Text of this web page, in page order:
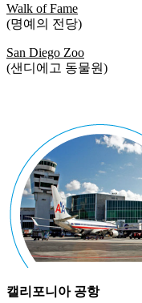
Walk of Fame
(명예의 전당)
San Diego Zoo
(샌디에고 동물원)
캘리포니아 공항